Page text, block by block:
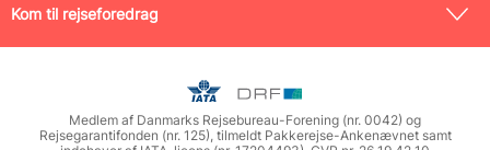
Kom til rejseforedrag
Medlem af Danmarks Rejsebureau-Forening (nr. 0042) og
Rejsegarantifonden (nr. 125), tilmeldt Pakkerejse-Ankenævnet samt